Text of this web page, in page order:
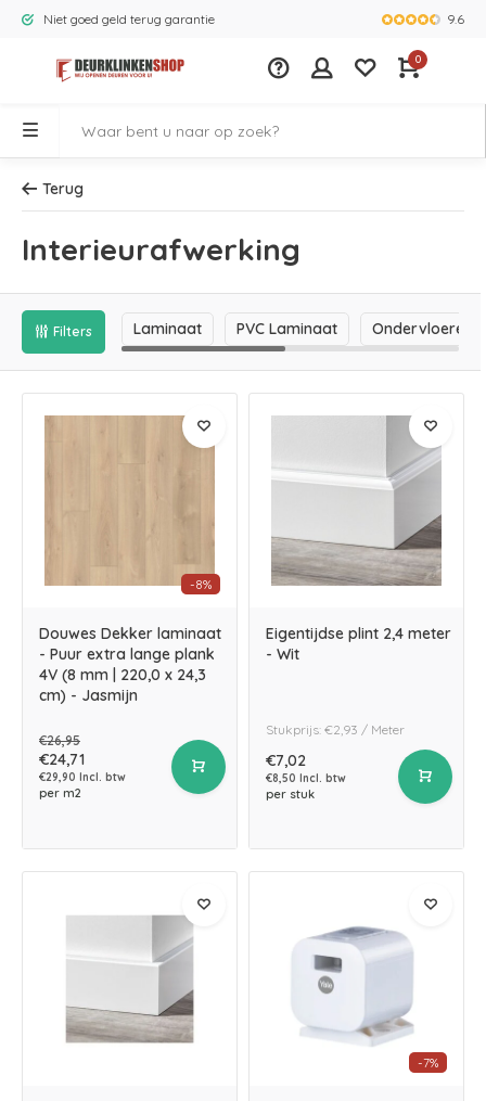
Niet goed geld terug garantie Grootste
9.6
0
Terug
Interieurafwerking
Laminaat PVC Laminaat Ondervloeren
Filters
-8%
Douwes Dekker laminaat
- Puur extra lange plank
4V (8 mm | 220,0 x 24,3
cm) - Jasmijn
€26,95
€24,71
€29,90 Incl. btw
per m2
Eigentijdse plint 2,4 meter
- Wit
Stukprijs: €2,93 / Meter
€7,02
€8,50 Incl. btw
per stuk
-7%